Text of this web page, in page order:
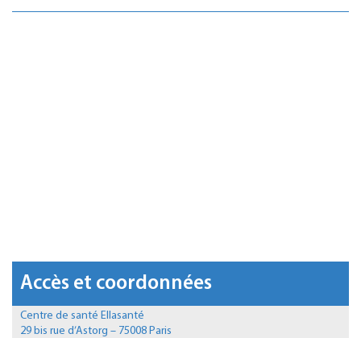
Accès et coordonnées
Centre de santé Ellasanté
29 bis rue d’Astorg – 75008 Paris